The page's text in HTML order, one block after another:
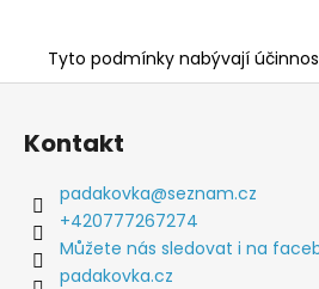
Tyto podmínky nabývají
Z
Kontakt
padakovka@seznam.cz
+420777267274
Můžete nás sledovat i na
padakovka.cz